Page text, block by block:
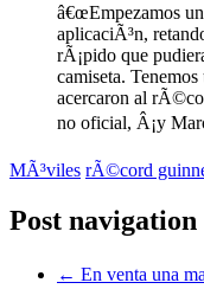
â€œEmpezamos
aplicaciÃ³n,
rÃ¡pido que
camiseta. Tenemos
acercaron al
no oficial, Â¡y
MÃ³viles rÃ©cord
Post navigation
← En venta una